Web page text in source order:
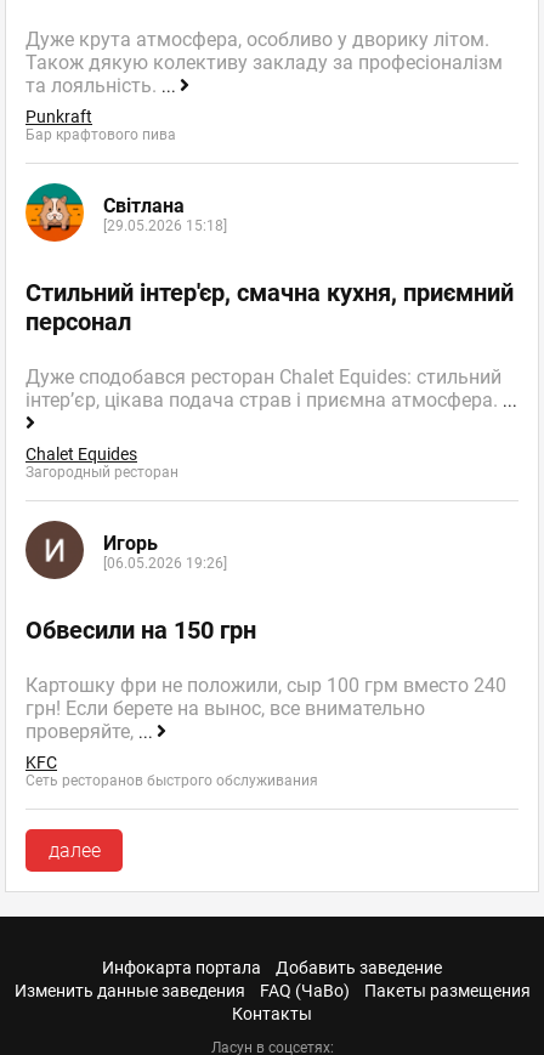
Дуже крута атмосфера, особливо у дворику літом.
Також дякую колективу закладу за професіоналізм
та лояльність. ...
Punkraft
Бар крафтового пива
Світлана
[29.05.2026 15:18]
Стильний інтер'єр, смачна кухня, приємний
персонал
Дуже сподобався ресторан Chalet Equides: стильний
інтер’єр, цікава подача страв і приємна атмосфера. ...
Chalet Equides
Загородный ресторан
Игорь
[06.05.2026 19:26]
Обвесили на 150 грн
Картошку фри не положили, сыр 100 грм вместо 240
грн! Если берете на вынос, все внимательно
проверяйте, ...
KFC
Сеть ресторанов быстрого обслуживания
далее
Инфокарта портала
Добавить заведение
Изменить данные заведения
FAQ (ЧаВо)
Пакеты размещения
Контакты
Ласун в соцсетях: